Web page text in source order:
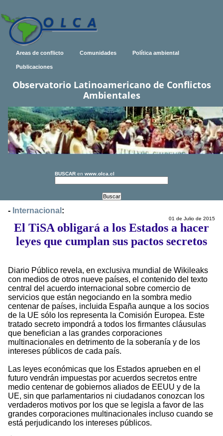
Areas de conflicto Comunidades Política ambiental
Publicaciones
Observatorio Latinoamericano de Conflictos
Ambientales
BUSCAR en www.olca.cl
- Internacional :
01 de Julio de 2015
El TiSA obligará a los Estados a hacer
leyes que cumplan sus pactos secretos
Diario Público revela, en exclusiva mundial de Wikileaks
con medios de otros nueve países, el contenido del texto
central del acuerdo internacional sobre comercio de
servicios que están negociando en la sombra medio
centenar de países, incluida España aunque a los socios
de la UE sólo los representa la Comisión Europea. Este
tratado secreto impondrá a todos los firmantes cláusulas
que benefician a las grandes corporaciones
multinacionales en detrimento de la soberanía y de los
intereses públicos de cada país.
Las leyes económicas que los Estados aprueben en el
futuro vendrán impuestas por acuerdos secretos entre
medio centenar de gobiernos aliados de EEUU y de la
UE, sin que parlamentarios ni ciudadanos conozcan los
verdaderos motivos por los que se legisla a favor de las
grandes corporaciones multinacionales incluso cuando se
está perjudicando los intereses públicos.